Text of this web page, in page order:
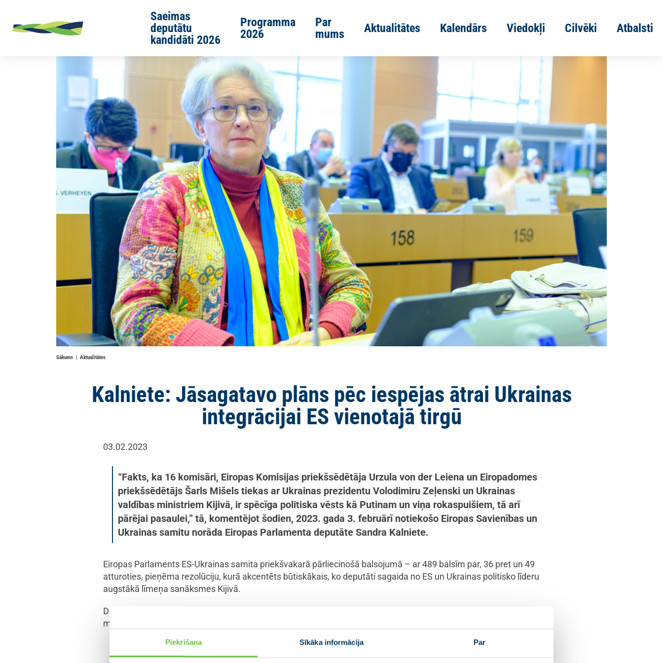
Piekrišana Sīkāka informācija Par
Saeimas
deputātu
kandidāti 2026
Programma
2026
Par
mums
Aktualitātes Kalendārs Viedokļi Cilvēki Atbalsti
Sākums Aktualitātes
Kalniete: Jāsagatavo plāns pēc iespējas ātrai Ukrainas
integrācijai ES vienotajā tirgū
03.02.2023
“Fakts, ka 16 komisāri, Eiropas Komisijas priekšsēdētāja Urzula von der Leiena un Eiropadomes
priekšsēdētājs Šarls Mišels tiekas ar Ukrainas prezidentu Volodimiru Zeļenski un Ukrainas
valdības ministriem Kijivā, ir spēcīga politiska vēsts kā Putinam un viņa rokaspuišiem, tā arī
pārējai pasaulei,” tā, komentējot šodien, 2023. gada 3. februārī notiekošo Eiropas Savienības un
Ukrainas samitu norāda Eiropas Parlamenta deputāte Sandra Kalniete.
Eiropas Parlaments ES-Ukrainas samita priekšvakarā pārliecinošā balsojumā – ar 489 balsīm par, 36 pret un 49
atturoties, pieņēma rezolūciju, kurā akcentēts būtiskākais, ko deputāti sagaida no ES un Ukrainas politisko līderu
augstākā līmeņa sanāksmes Kijivā.
Deputāti norāda, ka ES un Ukrainai jāstrādā pie tā, lai sāktu iestāšanās sarunas, jāpastiprina un jāpalielina ES
militārais, ekonomiskais un humānais atbalsts Kijivai un jāievieš desmitā sankciju pakete pret Maskavu.
Sandra Kalniete, Eiropas Parlamenta deputāte, Eiropas Tautas partijas grupa: “Ukraina ir ES